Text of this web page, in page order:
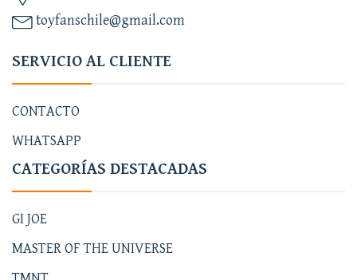
toyfanschile@gmail.com
SERVICIO AL CLIENTE
CONTACTO
WHATSAPP
CATEGORÍAS DESTACADAS
GI JOE
MASTER OF THE UNIVERSE